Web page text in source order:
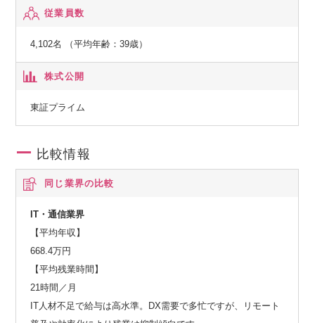
特定建設業電気工事業・電気通信工事業
従業員数
4,102名 （平均年齢：39歳）
株式公開
東証プライム
比較情報
同じ業界の比較
IT・通信業界
【平均年収】
668.4万円
【平均残業時間】
21時間／月
IT人材不足で給与は高水準。DX需要で多忙ですが、リモート